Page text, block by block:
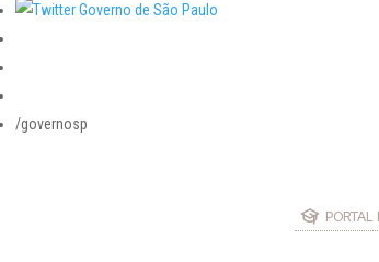
/governosp
PORTAL